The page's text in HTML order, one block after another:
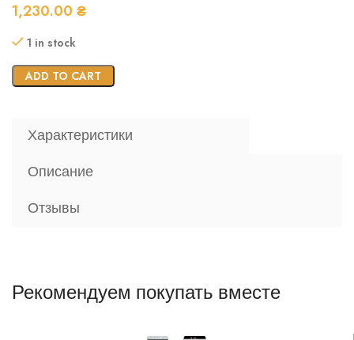
1,230.00 ₴
1 in stock
ADD TO CART
Характеристики
Описание
Отзывы
Рекомендуем покупать вместе